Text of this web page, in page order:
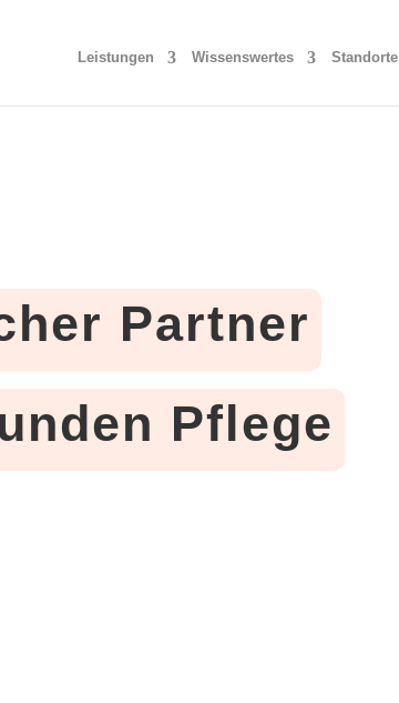
Leistungen Wissenswertes Standorte
Partner
Pflege